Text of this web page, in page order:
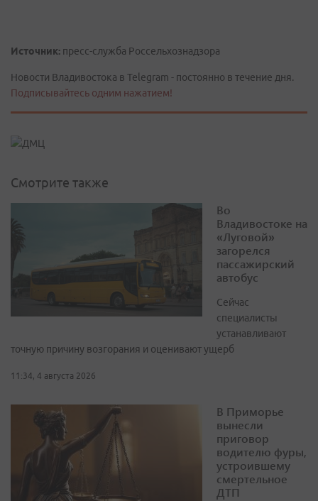
Источник: пресс-служба Россельхознадзора
Новости Владивостока в Telegram - постоянно в течение дня.
Подписывайтесь одним нажатием!
Смотрите также
Во
Владивостоке на
«Луговой»
загорелся
пассажирский
автобус
Сейчас
специалисты
устанавливают
точную причину возгорания и оценивают ущерб
11:34, 4 августа 2026
В Приморье
вынесли
приговор
водителю фуры,
устроившему
смертельное
ДТП